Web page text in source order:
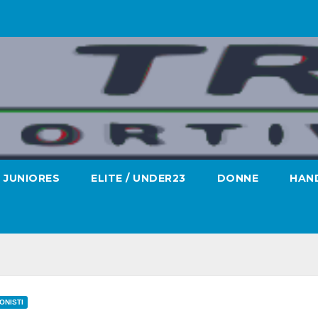
JUNIORES ELITE / UNDER23 DONNE